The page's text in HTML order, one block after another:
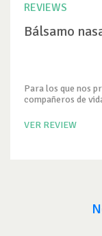
REVIEWS
Bálsamo
Para los que nos
compañeros de
VER REVIEW